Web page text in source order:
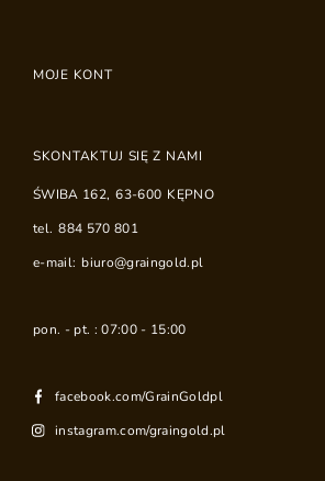
MOJE KONT
SKONTAKTUJ SIĘ Z NAMI
ŚWIBA 162, 63-600 KĘPNO
tel. 884 570 801
e-mail: biuro@graingold.pl
pon. - pt. : 07:00 - 15:00
facebook.com/GrainGoldpl
instagram.com/graingold.pl